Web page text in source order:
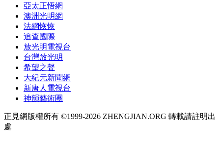
亞太正悟網
澳洲光明網
法網恢恢
追查國際
放光明電視台
台灣放光明
希望之聲
大紀元新聞網
新唐人電視台
神韻藝術團
正見網版權所有 ©1999-2026 ZHENGJIAN.ORG 轉載請註明出
處